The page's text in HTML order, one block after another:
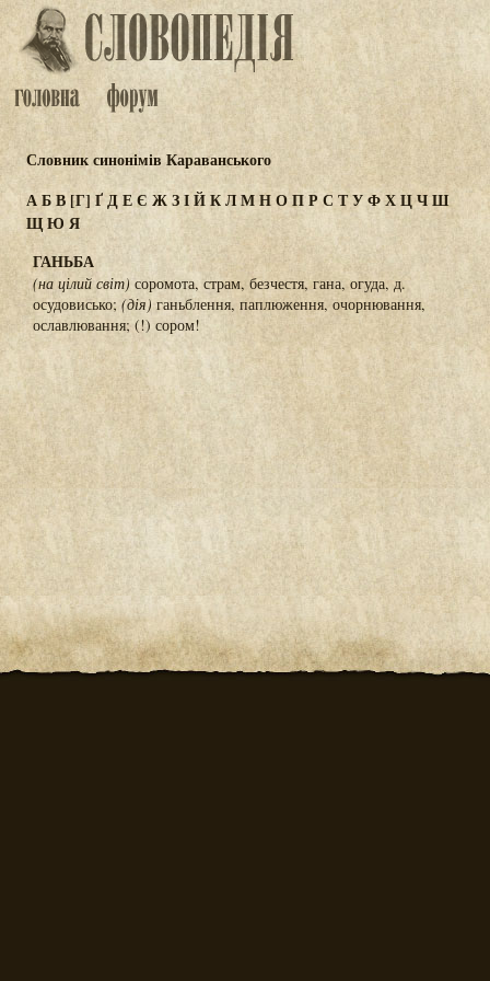
Словник синонімів Караванського
АБВ[Г] ҐДЕЄ ЖЗІЙКЛМНОПР С ТУФХЦЧШ
ЩЮ Я
ГАНЬБА
(на цілий світ) соромота, страм, безчестя, гана, огуда, д.
осудовисько; (дія) ганьблення, паплюження, очорнювання,
ославлювання; (!) сором!